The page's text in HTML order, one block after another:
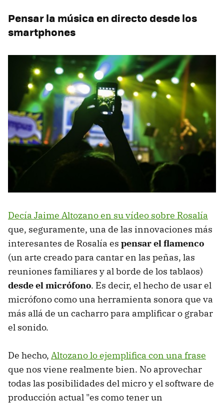
Pensar la música en directo desde los
smartphones
Decía Jaime Altozano en su vídeo sobre Rosalía
que, seguramente, una de las innovaciones más
interesantes de Rosalía es pensar el flamenco
(un arte creado para cantar en las peñas, las
reuniones familiares y al borde de los tablaos)
desde el micrófono. Es decir, el hecho de usar el
micrófono como una herramienta sonora que va
más allá de un cacharro para amplificar o grabar
el sonido.
De hecho, Altozano lo ejemplifica con una frase
que nos viene realmente bien. No aprovechar
todas las posibilidades del micro y el software de
producción actual "es como tener un